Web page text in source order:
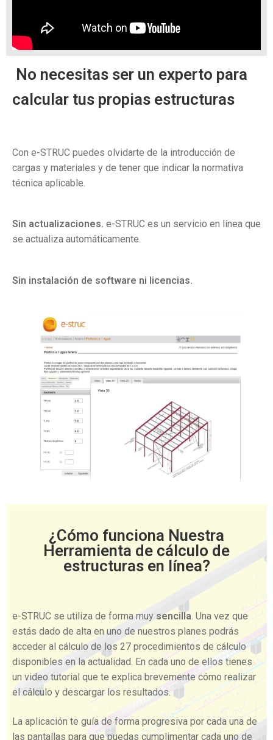
No necesitas ser un experto para
calcular tus propias estructuras
Con e-STRUC puedes olvidarte de la introducción de
cargas y materiales y de tener que indicar la normativa
técnica aplicable.
Sin actualizaciones. e-STRUC es un servicio en línea que
se actualiza automáticamente.
Sin instalación de software ni licencias.
¿Cómo funciona Nuestra
Herramienta de cálculo de
estructuras en línea?
e-STRUC se utiliza de forma muy sencilla. Una vez que
estás dado de alta en uno de nuestros planes podrás
acceder al cálculo de los 27 procedimientos de cálculo
disponibles en la actualidad. En cada uno de ellos tienes
un video tutorial que te explica brevemente cómo realizar
el cálculo y descargar los resultados.
La aplicación te guía de forma progresiva por cada una de
las pantallas para que puedas cumplimentar cada uno de